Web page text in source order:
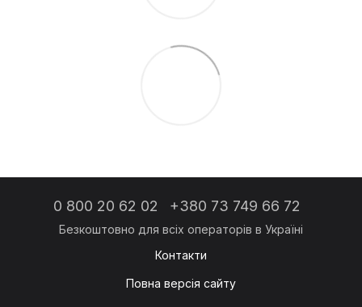
0 800 20 62 02 +380 73 749 66 72
Контакти
Повна версія сайту